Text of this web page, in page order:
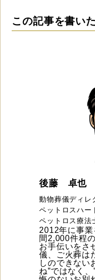
この記事を書い
後藤 卓也
動物葬儀ディレ
ペットロスハー
ペットロス療法
2012年に事
間2,000件程
お手伝いをさ
儀、ご火葬は
しのできない
ね”ではなく